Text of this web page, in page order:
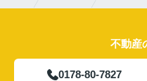
不動産
0178-80-7827